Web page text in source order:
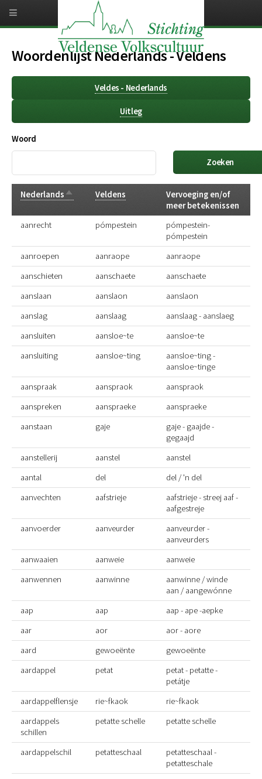
naar
inhoud
gaanWoordenlijst Nederlands - Veldens
Veldes - Nederlands
Uitleg
Woord
Nederlands AflopendVeldens
Vervoeging en/of
meer betekenissen
aanrecht
pómpestein
pómpestein-
pómpestein
aanroepen
aanraope
aanraope
aanschieten
aanschaete
aanschaete
aanslaan
aanslaon
aanslaon
aanslag
aanslaag
aanslaag - aanslaeg
aansluiten
aansloe~te
aansloe~te
aansluiting
aansloe~ting
aansloe~ting -
aansloe~tinge
aanspraak
aanspraok
aanspraok
aanspreken
aanspraeke
aanspraeke
aanstaan
gaje
gaje - gaajde -
gegaajd
aanstellerij
aanstel
aanstel
aantal
del
del / 'n del
aanvechten
aafstrieje
aafstrieje - streej aaf -
aafgestreje
aanvoerder
aanveurder
aanveurder -
aanveurders
aanwaaien
aanweie
aanweie
aanwennen
aanwinne
aanwinne / winde
aan / aangewónne
aap
aap
aap - ape -aepke
aar
aor
aor - aore
aard
gewoeënte
gewoeënte
aardappel
petat
petat - petatte -
petátje
aardappelflensje
rie~fkaok
rie~fkaok
aardappels
schillen
petatte schelle petatte schelle
aardappelschil petatteschaal
petatteschaal -
petatteschale